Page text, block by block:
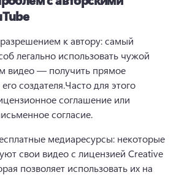
к автору: самый
легально использовать чужой
видео — получить прямое
создателя.Часто для этого
соглашение или
согласие.
медиаресурсы: некоторые
свои видео с лицензией Creative
позволяет использовать их на